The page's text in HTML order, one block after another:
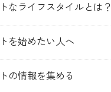
なライフスタイルとは？
を始めたい人へ
の情報を集める